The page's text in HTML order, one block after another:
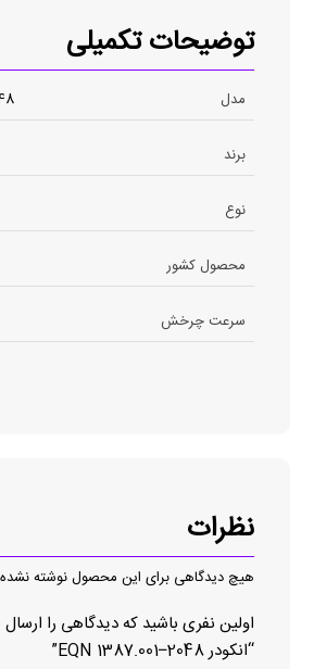
توضیحات تکمیلی
مدل
برند
نوع
محصول کشور
سرعت چرخش
نظرات
هیچ دیدگاهی برای این محصول نوشته
اولین نفری باشید که دیدگاهی را
“انکودر EQN 1387.001–2048”